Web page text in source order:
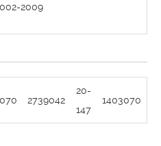
2009
2739042
20-
147
1403070